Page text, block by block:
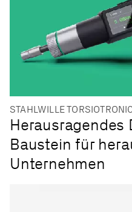
STAHLWILLE TORSIOTRONIC
Herausragendes
Baustein für
Unternehmen